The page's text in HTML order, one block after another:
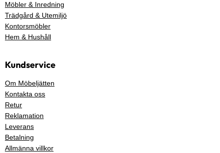
Möbler & Inredning
Trädgård & Utemiljö
Kontorsmöbler
Hem & Hushåll
Kundservice
Om Möbeljätten
Kontakta oss
Retur
Reklamation
Leverans
Betalning
Allmänna villkor